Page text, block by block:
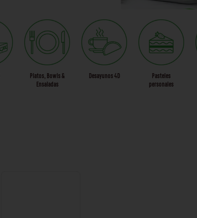
Platos, Bowls &
Ensaladas
Desayunos 4D
Pasteles
personales